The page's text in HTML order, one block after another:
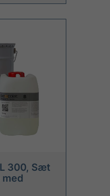
300, Sæt
med